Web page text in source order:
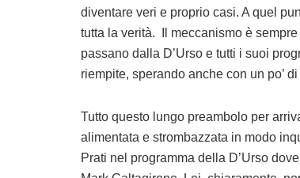
diventare veri e proprio casi. A quel
tutta la verità. Il meccanismo è
passano dalla D’Urso e tutti i suoi
riempite, sperando anche con un po’
Tutto questo lungo preambolo per
alimentata e strombazzata in modo
Prati nel programma della D’Urso